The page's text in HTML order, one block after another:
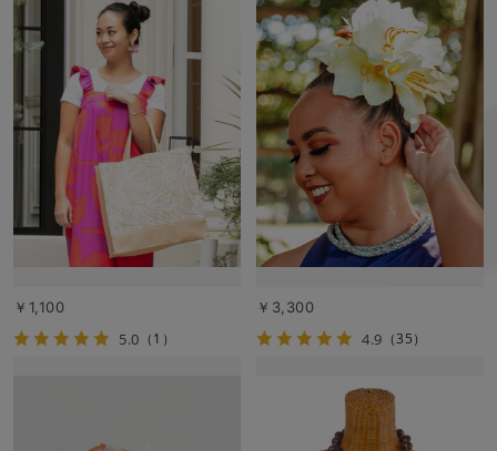
￥1,100
5.0 （1）
￥3,300
4.9 （35）